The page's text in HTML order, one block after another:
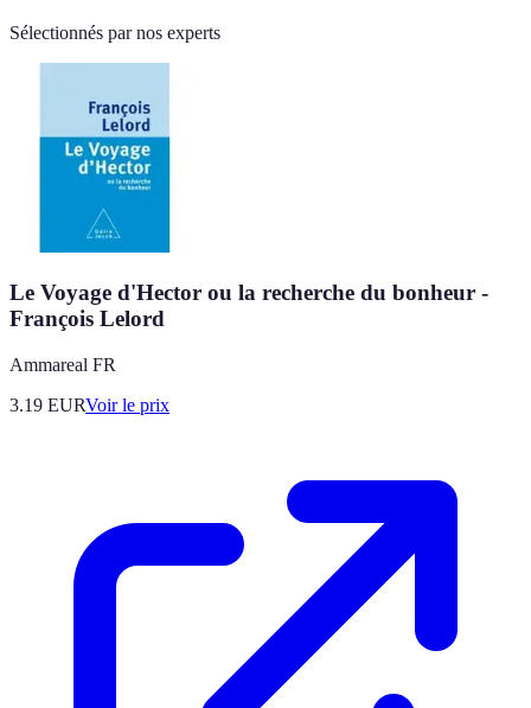
Sélectionnés par nos experts
Le Voyage d'Hector ou la recherche du bonheur -
François Lelord
Ammareal FR
3.19 EURVoir le prix